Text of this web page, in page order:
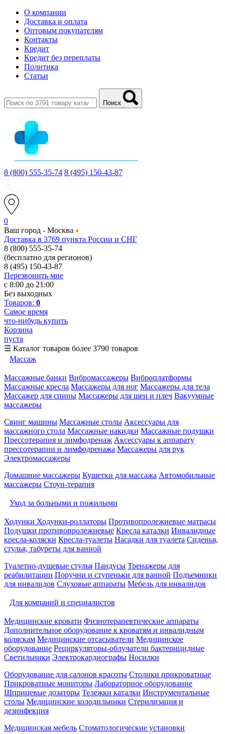
О компании
Доставка и оплата
Оптовым покупателям
Контакты
Кредит
Кредит без переплаты
Политика
Статьи
Поиск
8 (800) 555-35-74 8 (495) 150-43-87
0
Ваш город - Москва
Доставка в 3769 пункта России и СНГ
8 (800) 555-35-74
(бесплатно для регионов)
8 (495) 150-43-87
Перезвонить мне
с 8:00 до 21:00
Без выходных
Товаров: 0
Самое время
что-нибудь купить
Корзина
пуста
☰ Каталог товаров более 3790 товаров
Массаж
Массажные банки Вибромассажеры Виброплатформы
Массажные кресла Массажеры для ног Массажеры для тела
Массажер для спины Массажеры для шеи и плеч Вакуумные
массажеры
Свинг машины Массажные столы Аксессуары для
массажного стола Массажные накидки Массажные подушки
Прессотерапия и лимфодренаж Аксессуары к аппарату
прессотерапии и лимфодренажа Массажеры для рук
Электромассажеры
Домашние массажеры Кушетки для массажа Автомобильные
массажеры Стоун-терапия
Уход за больными и пожилыми
Ходунки Ходунки-роллаторы Противопролежневые матрасы
Подушки противопролежневые Кресла каталки Инвалидные
кресла-коляски Кресла-туалеты Насадки для туалета Сиденья,
стулья, табуреты для ванной
Туалетно-душевые стулья Пандусы Тренажеры для
реабилитации Поручни и ступеньки для ванной Подъемники
для инвалидов Слуховые аппараты Мебель для инвалидов
Для компаний и специалистов
Медицинские кровати Физиотерапевтические аппараты
Дополнительное оборудование к кроватям и инвалидным
коляскам Медицинские отсасыватели Медицинское
оборудование Рециркуляторы-облучатели бактерицидные
Светильники Электрокардиографы Носилки
Оборудование для салонов красоты Столики прикроватные
Прикроватные мониторы Лабораторное оборудование
Шприцевые дозаторы Тележки каталки Инструментальные
столы Медицинские холодильники Стерилизация и
дезинфекция
Медицинская мебель Стоматологические установки